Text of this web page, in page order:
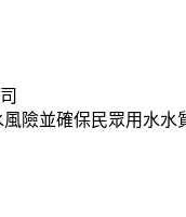
險並確保民眾用水